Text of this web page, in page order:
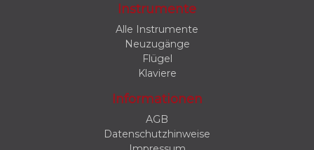
Instrumente
Alle Instrumente
Neuzugänge
Flügel
Klaviere
Informationen
AGB
Datenschutzhinweise